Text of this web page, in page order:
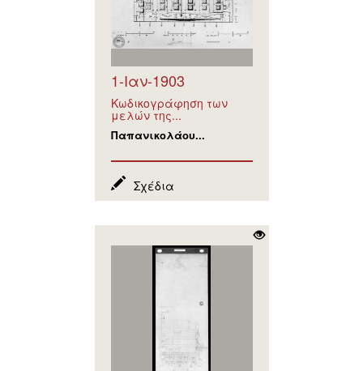
1-Ιαν-1903
Κωδικογράφηση των
μελών της...
Παπανικολάου...
Σχέδια